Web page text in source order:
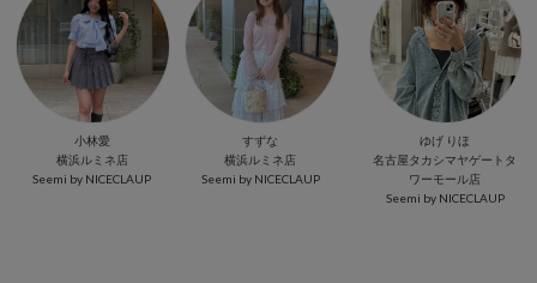
小林愛
横浜ルミネ店
Seemi by NICECLAUP
すずな
横浜ルミネ店
Seemi by NICECLAUP
ゆげ りほ
名古屋タカシマヤゲートタ
ワーモール店
Seemi by NICECLAUP